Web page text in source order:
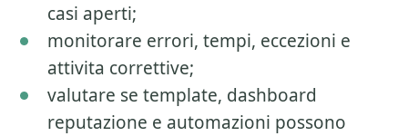
casi aperti;
monitorare errori, tempi, eccezioni e
attivita correttive;
valutare se template, dashboard
reputazione e automazioni possono